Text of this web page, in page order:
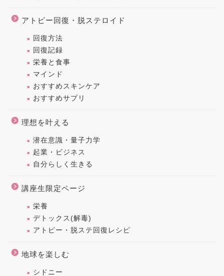
アトピー回復・脱ステロイド
回復方法
回復記録
栄養と食事
マインド
おすすめスキンケア
おすすめサプリ
理想を叶える
潜在意識・量子力学
起業・ビジネス
自分らしく生きる
講座生限定ページ
栄養
デトックス(解毒)
アトピー・脱ステ回復レシピ
地球を楽しむ
シドニー